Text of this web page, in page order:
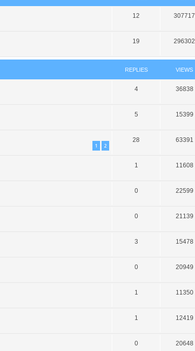
12 307717
19 296302
REPLIES VIEWS
4 36838
5 15399
1 2
28 63391
1 11608
0 22599
0 21139
3 15478
0 20949
1 11350
1 12419
0 20648